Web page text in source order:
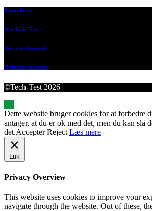
Kontakt os
Om Tech-Test
Vores bedømmelse
Nyhedsbrevsarkiv
©Tech-Test 2026
Dette website bruger cookies for at forbedre
antager, at du er ok med det, men du kan slå
det.Accepter Reject Læs mere
Luk
Privacy Overview
This website uses cookies to improve your
navigate through the website. Out of these,